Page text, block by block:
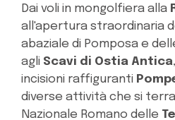
Dai voli in mongolfiera alla
all'apertura straordinaria
abaziale di Pomposa e
agli Scavi di Ostia Antica
incisioni raffiguranti
diverse attività che si
Nazionale Romano delle